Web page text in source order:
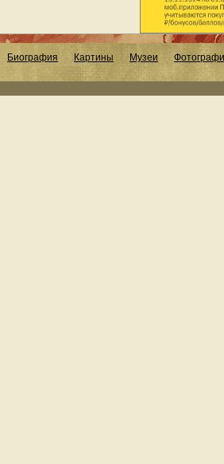
Биография Картины Музеи